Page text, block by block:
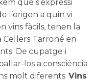
que s’expressi
l’origen a quin vi
vins fàcils, tenen la
Cellers Tarroné en
De cupatge i
los a consciència
molt diferents. Vins